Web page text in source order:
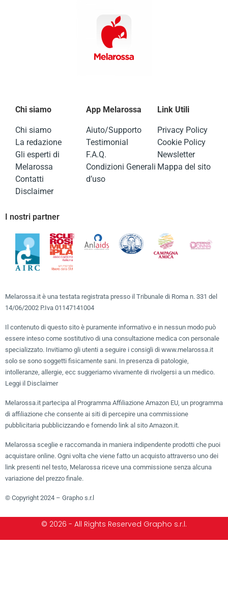
Chi siamo
Chi siamo
La redazione
Gli esperti di
Melarossa
Contatti
Disclaimer
App Melarossa
Aiuto/Supporto
Testimonial
F.A.Q.
Condizioni Generali
d’uso
Link Utili
Privacy Policy
Cookie Policy
Newsletter
Mappa del sito
I nostri partner
Melarossa.it è una testata registrata presso il Tribunale di Roma n. 331 del
14/06/2002 P.Iva 01147141004
Il contenuto di questo sito è puramente informativo e in nessun modo può
essere inteso come sostitutivo di una consultazione medica con personale
specializzato. Invitiamo gli utenti a seguire i consigli di www.melarossa.it
solo se sono soggetti fisicamente sani. In presenza di patologie,
intolleranze, allergie, ecc suggeriamo vivamente di rivolgersi a un medico.
Leggi il Disclaimer
Melarossa.it partecipa al Programma Affiliazione Amazon EU, un programma
di affiliazione che consente ai siti di percepire una commissione
pubblicitaria pubblicizzando e fornendo link al sito Amazon.it.
Melarossa sceglie e raccomanda in maniera indipendente prodotti che puoi
acquistare online. Ogni volta che viene fatto un acquisto attraverso uno dei
link presenti nel testo, Melarossa riceve una commissione senza alcuna
variazione del prezzo finale.
© Copyright 2024 – Grapho s.r.l
© 2026 - All Rights Reserved Grapho s.r.l.